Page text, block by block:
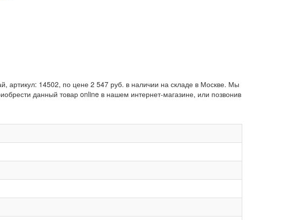
артикул: 14502, по цене 2 547 руб. в наличии на складе в Москве. Мы
данный товар online в нашем интернет-магазине, или позвонив